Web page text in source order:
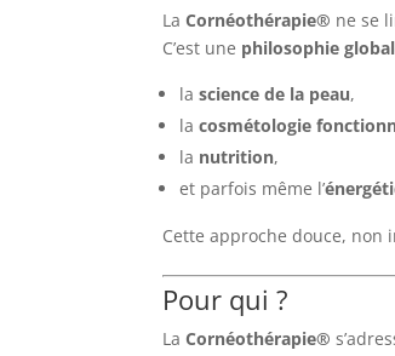
LaCornéothérapie® ne se
C’est une philosophie
lascience de la peau,
lacosmétologie
la nutrition,
et parfois même l’
Cette approche douce, non
Pour qui ?
LaCornéothérapie®